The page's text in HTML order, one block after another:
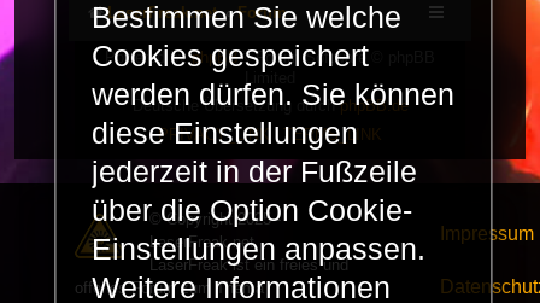
LaserFreak.net Forum
Powered byphpBB® Forum Software © phpBB
Limited
Deutsche Übersetzung durchphpBB.de
PRIVACY_LINK
TERMS_LINK
© Copyright 2025 -
LaserFreak.net
LaserFreak ist ein freies und
offenes Forum zum Thema
Impressum
Bestimmen Sie welche
Cookies gespeichert
werden dürfen. Sie können
diese Einstellungen
jederzeit in der Fußzeile
über die Option Cookie-
Einstellungen anpassen.
Weitere Informationen